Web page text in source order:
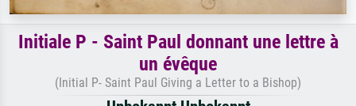
Initiale P - Saint Paul donnant une lettre à
un évêque
(Initial P- Saint Paul Giving a Letter to a Bishop)